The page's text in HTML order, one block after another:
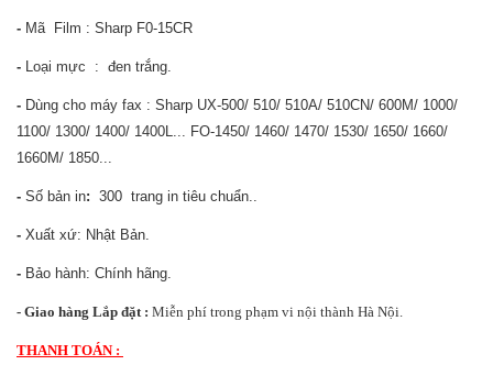
- Mã Film : Sharp F0-15CR
- Loại mực : đen trắng.
- Dùng cho máy fax : Sharp UX-500/ 510/ 510A/ 510CN/ 600M/ 1000/
1100/ 1300/ 1400/ 1400L... FO-1450/ 1460/ 1470/ 1530/ 1650/ 1660/
1660M/ 1850...
- Số bản in: 300 trang in tiêu chuẩn..
- Xuất xứ: Nhật Bản.
- Bảo hành: Chính hãng.
- Giao hàng Lắp đặt : Miễn phí trong phạm vi nội thành Hà Nội.
THANH TOÁN :